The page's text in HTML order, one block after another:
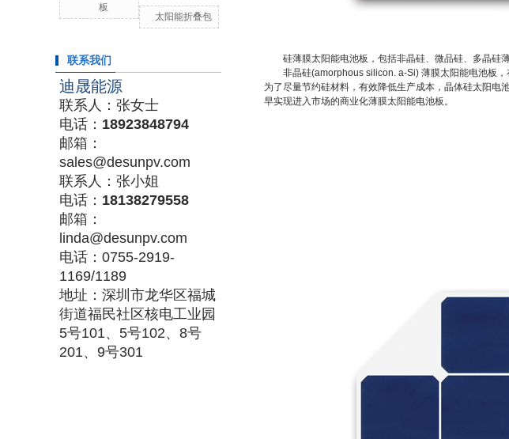
板
太阳能折叠包
联系我们
迪晟能源
联系人：张女士
电话： 18923848794
邮箱：
sales@desunpv.com
联系人：张小姐
电话： 18138279558
邮箱：
linda@desunpv.com
电话：0755-2919-
1169/1189
地址：深圳市龙华区福城
街道福民社区核电工业园
5号101、5号102、8号
201、9号301
硅薄膜太阳能电池板，包括非晶硅、微品硅、多晶硅薄
非晶硅(amorphous silicon. a-Si) 薄膜太阳能电池板
为了尽量节约硅材料，有效降低生产成本，晶体硅太阳电
早实现进入市场的商业化薄膜太阳能电池板。